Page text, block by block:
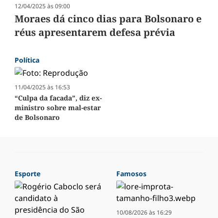
12/04/2025 às 09:00
Moraes dá cinco dias para Bolsonaro e
réus apresentarem defesa prévia
Política
11/04/2025 às 16:53
“Culpa da facada”, diz ex-
ministro sobre mal-estar
de Bolsonaro
Esporte Famosos
10/08/2026 às 16:29